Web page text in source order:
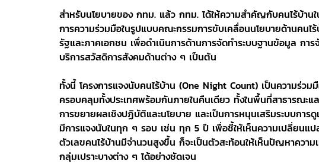
สำหรับนโยบายของ กทม. แล้ว กทม. ได้ให้ความสำคัญกับคนไร้บ้า
การความร่วมมือในรูปแบบคณะกรรมการขับเคลื่อนนโยบายด้านคน
รัฐและภาคเอกชน เพื่อดำเนินการด้านการจัดทำระบบฐานข้อมูล การ
บริการสวัสดิการสังคมด้านต่าง ๆ เป็นต้น
ทั้งนี้ โครงการแจงนับคนไร้บ้าน (One Night Count) เป็นความร่ว
ครอบคลุมทั้งประเทศพร้อมกันภายในคืนเดียว ทั้งในพื้นที่สาธารณะแ
การขยายผลเชิงปฏิบัติและนโยบาย และเป็นการหนุนเสริมระบบการ
มีการแจงนับในทุก ๆ รอบ เช่น ทุก 5 ปี เพื่อชี้ให้เห็นความเปลี่ยนแป
ตัวเลขคนไร้บ้านมีจำนวนสูงขึ้น ก็จะเป็นตัวสะท้อนให้เห็นปัญหาควา
กลุ่มเปราะบางต่าง ๆ ได้อย่างชัดเจน